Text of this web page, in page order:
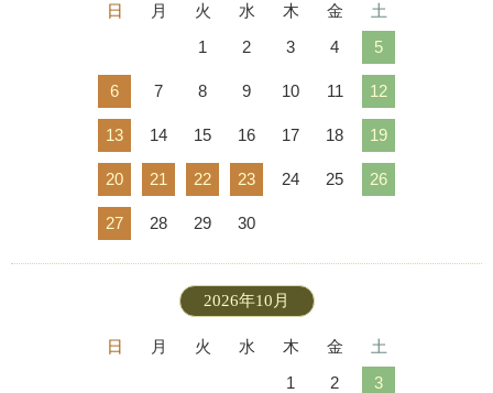
日 月 火 水 木 金
土
1
2 3 4 5
6 7 8 9 10 11 12
13 14 15 16 17 18 19
20 21 22 23 24 25 26
27 28 29 30
2026年10月
日 月 火 水 木 金
土
1
2 3